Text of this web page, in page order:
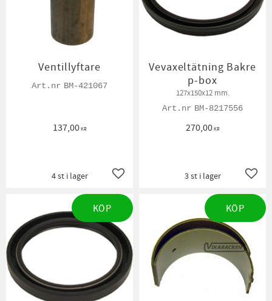
Ventillyftare
BM-421067
137,00KR
Lägg till i favoriter
4 st i lager
Vevaxeltätning Bakre
p-box
127x150x12 mm.
BM-8217556
270,00KR
3 st i lager
KÖP KÖP